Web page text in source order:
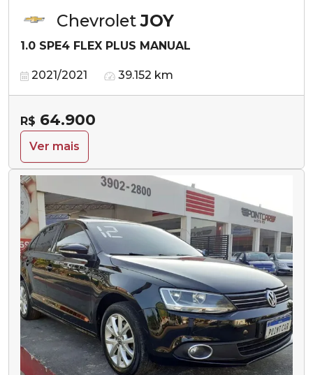
ChevroletJOY
1.0 SPE4 FLEX PLUS MANUAL
2021/2021 39.152 km
R$ 64.900
Ver mais